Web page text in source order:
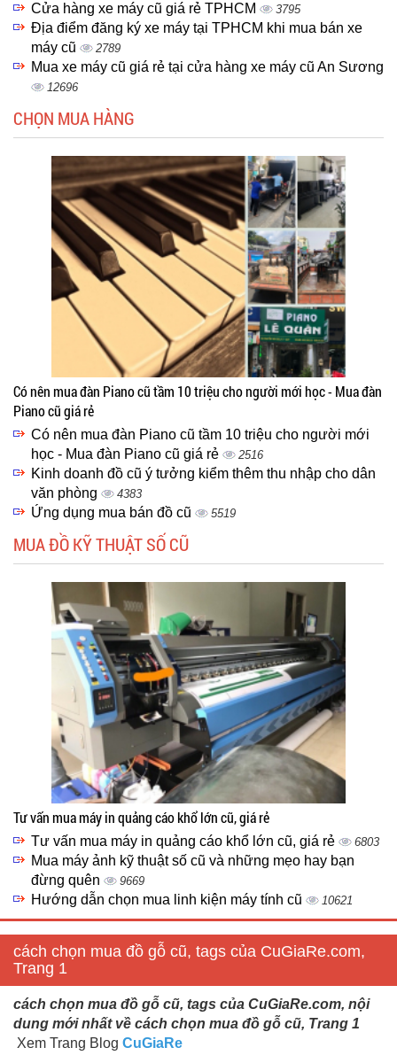
Cửa hàng xe máy cũ giá rẻ TPHCM 3795
Địa điểm đăng ký xe máy tại TPHCM khi mua bán xe
máy cũ
2789
Mua xe máy cũ giá rẻ tại cửa hàng xe máy cũ An Sương
12696
CHỌN MUA HÀNG
Có nên mua đàn Piano cũ tầm 10 triệu cho người mới học - Mua đàn
Piano cũ giá rẻ
Có nên mua đàn Piano cũ tầm 10 triệu cho người mới
học - Mua đàn Piano cũ giá rẻ
2516
Kinh doanh đồ cũ ý tưởng kiểm thêm thu nhập cho dân
văn phòng
4383
Ứng dụng mua bán đồ cũ 5519
MUA ĐỒ KỸ THUẬT SỐ CŨ
Tư vấn mua máy in quảng cáo khổ lớn cũ, giá rẻ
Tư vấn mua máy in quảng cáo khổ lớn cũ, giá rẻ 6803
Mua máy ảnh kỹ thuật số cũ và những mẹo hay bạn
đừng quên
9669
Hướng dẫn chọn mua linh kiện máy tính cũ 10621
cách chọn mua đồ gỗ cũ, tags của CuGiaRe.com,
Trang 1
cách chọn mua đồ gỗ cũ, tags của CuGiaRe.com, nội
dung mới nhất về cách chọn mua đồ gỗ cũ, Trang 1
Xem Trang Blog CuGiaRe